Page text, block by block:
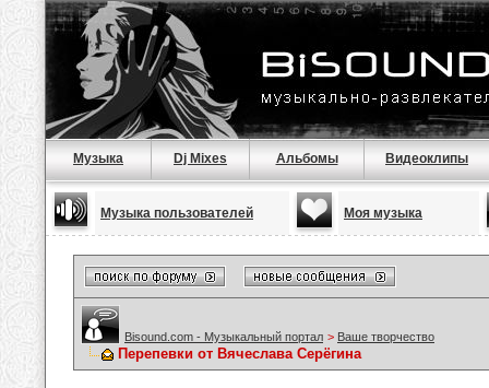
Музыка Dj Mixes Альбомы Видеоклипы
Музыка пользователей Моя музыка
Bisound.com - Музыкальный портал > Ваше творчество
Перепевки от Вячеслава Серёгина